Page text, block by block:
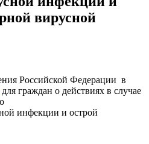
вирусной
Российской Федерации в
для граждан о действиях в случае
инфекции и острой